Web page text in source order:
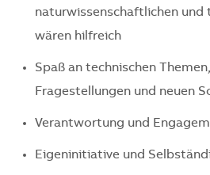
naturwissenschaftlichen und
wären hilfreich
Spaß an technischen
Fragestellungen und neuen
Verantwortung und
Eigeninitiative und